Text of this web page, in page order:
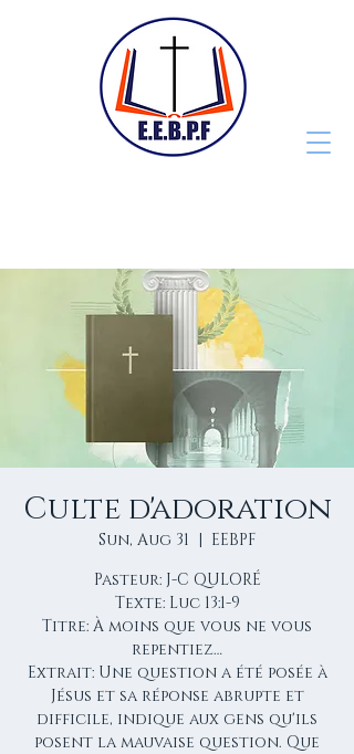
Culte d'adoration
Sun, Aug 31
  |
EEBPF
Pasteur: J-C QULORÉ
Texte: Luc 13:1-9
Titre: À moins que vous ne vous
repentiez…
Extrait: Une question a été posée à
Jésus et sa réponse abrupte et
difficile, indique aux gens qu'ils
posent la mauvaise question. Que